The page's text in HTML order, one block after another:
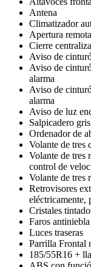
Antena
Climatizador
Apertura
Cierre
Aviso de
Aviso de
alarma
Aviso de
alarma
Aviso de luz
Salpicadero
Ordenador de
Volante de tres
Volante de tres
control de
Volante de tres
Retrovisores
eléctricamente,
Cristales
Faros
Luces traseras
Parrilla Frontal
185/55R16 +